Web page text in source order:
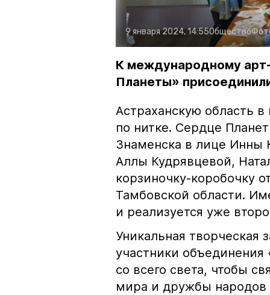
9 января 2024, 14:55Общество
К международному
Планеты»
Астраханскую область
по нитке. Сердце
Знаменска в лице Инны
Аллы Кудрявцевой,
корзиночку-коробочку
Тамбовской области.
и реализуется уже
Уникальная творческая
участники
со всего света, чтобы
мира и дружбы